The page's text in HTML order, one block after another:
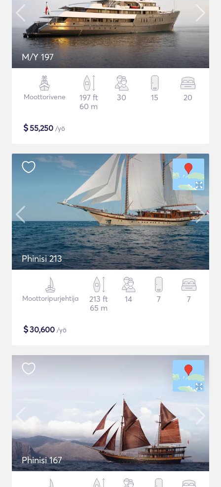
M/Y 197
Moottorivene
197 ft
60 m
30 15 20
$55,250 /yö
Phinisi 213
Moottoripurjehtija
213 ft
65 m
14 7 7
$30,600 /yö
Phinisi 167